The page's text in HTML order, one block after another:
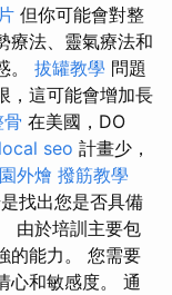
但你可能會對整
療法、靈氣療法和
。 拔罐教學 問題
，這可能會增加長
在美國，DO
local seo 計畫少，
外燴 撥筋教學
找出您是否具備
由於培訓主要包
的能力。 您需要
心和敏感度。 通